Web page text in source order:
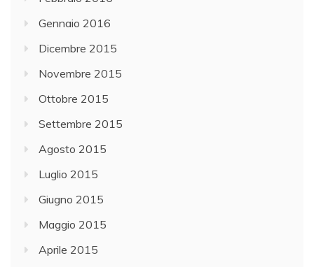
Gennaio 2016
Dicembre 2015
Novembre 2015
Ottobre 2015
Settembre 2015
Agosto 2015
Luglio 2015
Giugno 2015
Maggio 2015
Aprile 2015